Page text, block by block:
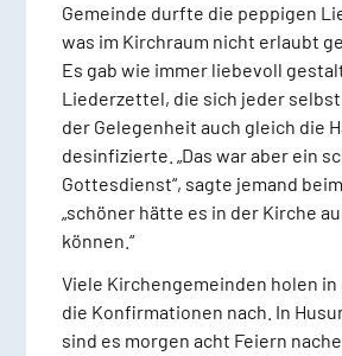
Gemeinde durfte die peppigen
was im Kirchraum nicht erlaubt
Es gab wie immer liebevoll
Liederzettel, die sich jeder selbst
der Gelegenheit auch gleich die
desinfizierte. „Das war aber ein
Gottesdienst“, sagte jemand
„schöner hätte es in der Kirche
können.“
Viele Kirchengemeinden holen in
die Konfirmationen nach. In
sind es morgen acht Feiern